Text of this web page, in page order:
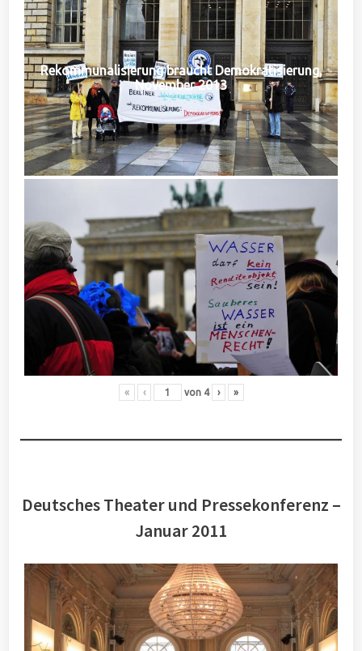
Rekommunalisierung braucht Demokratisierung,
November 2013
« ‹ von 4 › »
Deutsches Theater und Pressekonferenz –
Januar 2011